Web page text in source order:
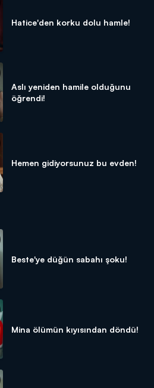
Hatice'den korku dolu hamle!
Aslı yeniden hamile olduğunu
öğrendi!
Hemen gidiyorsunuz bu evden!
Beste'ye düğün sabahı şoku!
Mina ölümün kıyısından döndü!